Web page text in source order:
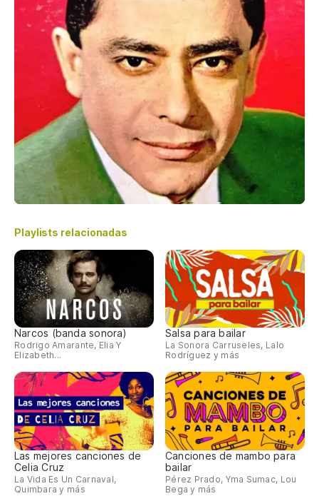
Playlists relacionadas
Narcos (banda sonora)
Rodrigo Amarante, Elia Y
Elizabeth...
Salsa para bailar
La Sonora Carruseles, Lalo
Rodríguez y más
Las mejores canciones de
Celia Cruz
La Vida Es Un Carnaval,
Quimbara y más
Canciones de mambo para
bailar
Pérez Prado, Yma Sumac, Lou
Bega y más